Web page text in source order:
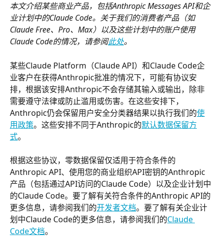
本文介绍某些商业产品，包括Anthropic Messages API和企
业计划中的Claude Code。关于我们的消费者产品（如
Claude Free、Pro、Max）以及这些计划中的账户使用
Claude Code的情况，请参阅此处。
某些Claude Platform（Claude API）和Claude Code企
业客户在获得Anthropic批准的情况下，可能有协议安
排，根据该安排Anthropic不会存储其输入或输出，除非
需要遵守法律或防止滥用或伤害。在这些安排下，
Anthropic仍会保留用户安全分类器结果以执行我们的使
用政策。这些安排不同于Anthropic的默认数据保留方
式。
根据这些协议，零数据保留仅适用于符合条件的
Anthropic API、使用您的商业组织API密钥的Anthropic
产品（包括通过API访问的Claude Code）以及企业计划中
的Claude Code。要了解有关符合条件的Anthropic API的
更多信息，请参阅我们的开发者文档。要了解有关企业计
划中Claude Code的更多信息，请参阅我们的Claude
Code文档。